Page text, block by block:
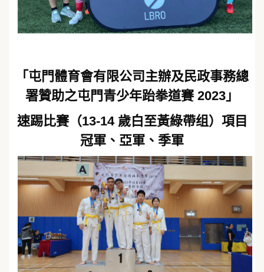
「屯門體育會有限公司主辦及民政事務總
署贊助之屯門青少年跆拳道賽 2023」
速踢比賽（13-14 歲白至黃綠帶组）項目
冠軍、亞軍、季軍